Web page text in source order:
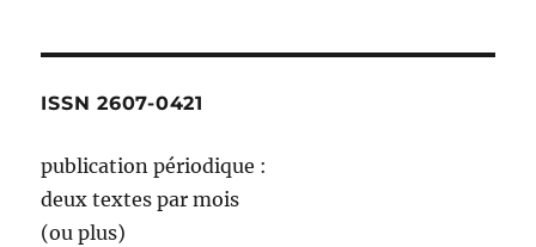
ISSN 2607-0421
publication périodique :
deux textes par mois
(ou plus)